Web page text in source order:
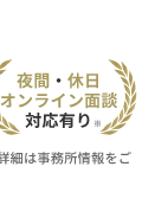
で探す
相談・交渉